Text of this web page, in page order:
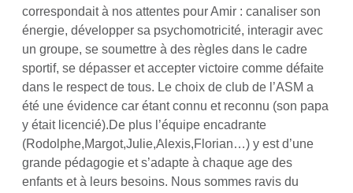
correspondait à nos attentes pour Amir : canaliser son
énergie, développer sa psychomotricité, interagir avec
un groupe, se soumettre à des règles dans le cadre
sportif, se dépasser et accepter victoire comme défaite
dans le respect de tous. Le choix de club de l’ASM a
été une évidence car étant connu et reconnu (son papa
y était licencié).De plus l’équipe encadrante
(Rodolphe,Margot,Julie,Alexis,Florian…) y est d’une
grande pédagogie et s’adapte à chaque age des
enfants et à leurs besoins. Nous sommes ravis du